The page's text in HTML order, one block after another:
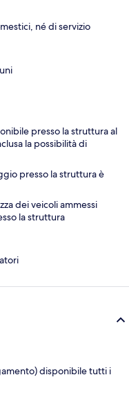
né di servizio
presso la struttura al
la possibilità di
presso la struttura è
dei veicoli ammessi
la struttura
disponibile tutti i